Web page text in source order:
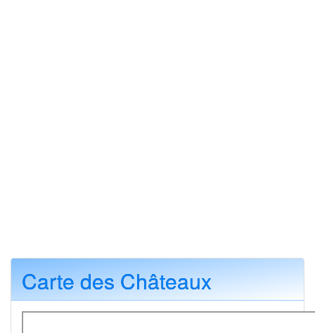
Carte des Châteaux